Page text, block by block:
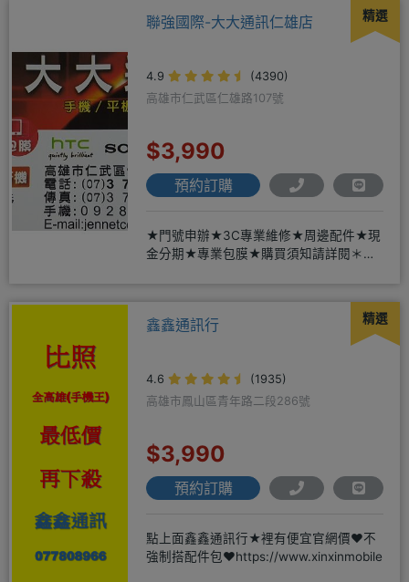
精選
聯強國際-大大通訊仁雄店
4.9
(4390)
高雄市仁武區仁雄路107號
$3,990
預約訂購
★門號申辦★3C專業維修★周邊配件★現
金分期★專業包膜★購買須知請詳閱＊來
精選
鑫鑫通訊行
4.6
(1935)
高雄市鳳山區青年路二段286號
$3,990
預約訂購
點上面鑫鑫通訊行★裡有便宜官網價❤️不
強制搭配件包❤️https://www.xinxinmobile